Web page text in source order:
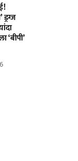
‘बीपी’